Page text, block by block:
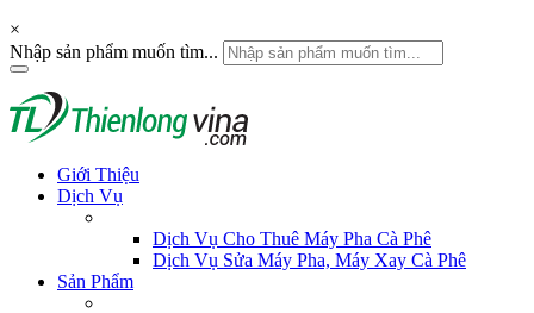
×
Nhập sản phẩm muốn tìm...
Giới Thiệu
Dịch Vụ
Dịch Vụ Cho Thuê Máy Pha Cà Phê
Dịch Vụ Sửa Máy Pha, Máy Xay Cà Phê
Sản Phẩm